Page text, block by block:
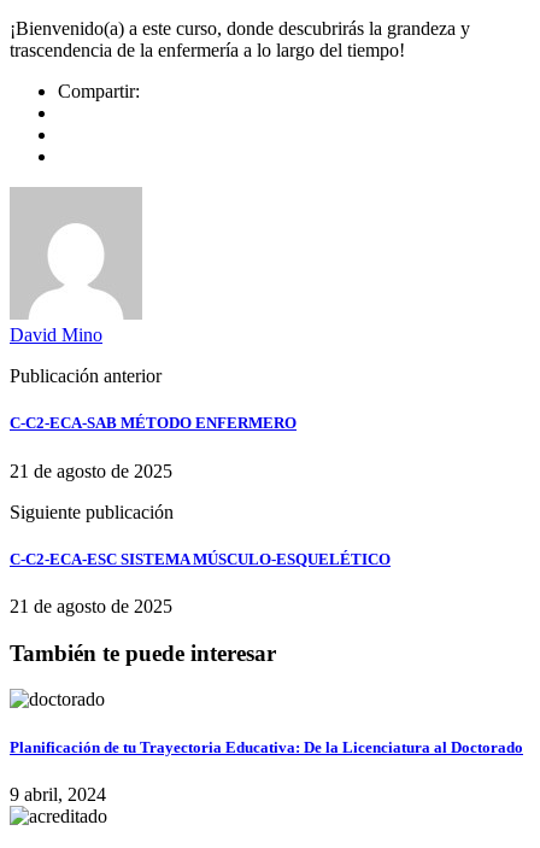
¡Bienvenido(a) a este curso, donde descubrirás la grandeza y
trascendencia de la enfermería a lo largo del tiempo!
Compartir:
David Mino
Publicación anterior
C-C2-ECA-SAB MÉTODO ENFERMERO
21 de agosto de 2025
Siguiente publicación
C-C2-ECA-ESC SISTEMA MÚSCULO-ESQUELÉTICO
21 de agosto de 2025
También te puede interesar
Planificación de tu Trayectoria Educativa: De la Licenciatura al Doctorado
9 abril, 2024